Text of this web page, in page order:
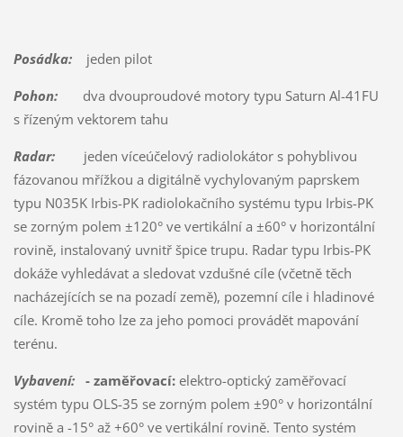
Posádka:jeden pilot
Pohon:dva dvouproudové motory typu Saturn Al-41FU
s řízeným vektorem tahu
Radar:jeden víceúčelový radiolokátor s pohyblivou
fázovanou mřížkou a digitálně vychylovaným paprskem
typu N035K Irbis-PK radiolokačního systému typu Irbis-PK
se zorným polem ±120° ve vertikální a ±60° v horizontální
rovině, instalovaný uvnitř špice trupu. Radar typu Irbis-PK
dokáže vyhledávat a sledovat vzdušné cíle (včetně těch
nacházejících se na pozadí země), pozemní cíle i hladinové
cíle. Kromě toho lze za jeho pomoci provádět mapování
terénu.
Vybavení: - zaměřovací:elektro-optický zaměřovací
systém typu OLS-35 se zorným polem ±90° v horizontální
rovině a -15° až +60° ve vertikální rovině. Tento systém